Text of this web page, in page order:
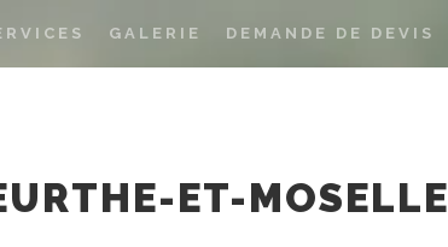
GALERIE DEMANDE DE DEVIS
ET-MOSELLE